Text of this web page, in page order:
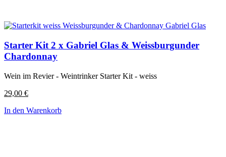
Starter Kit 2 x Gabriel Glas & Weissburgunder
Chardonnay
Wein im Revier - Weintrinker Starter Kit - weiss
29,00 €
In den Warenkorb